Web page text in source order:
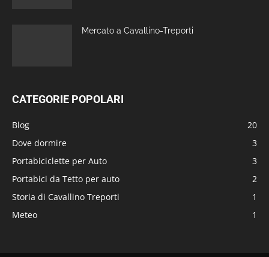
Mercato a Cavallino-Treporti
CATEGORIE POPOLARI
Blog
20
Dove dormire
3
Portabiciclette per Auto
3
Portabici da Tetto per auto
2
Storia di Cavallino Treporti
1
Meteo
1